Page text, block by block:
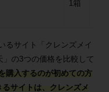
1箱
るサイト「クレンズメイ
」の3つの価格を比較して
購入するのが初めての方
サイトは、クレンズメ